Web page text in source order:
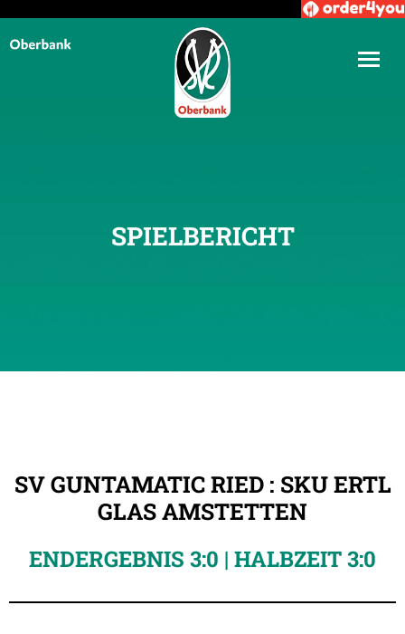
SPIELBERICHT
SV GUNTAMATIC RIED : SKU ERTL
GLAS AMSTETTEN
ENDERGEBNIS 3:0 | HALBZEIT 3:0